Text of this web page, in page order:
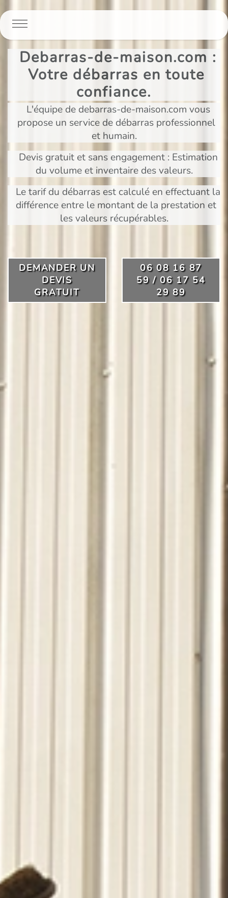
Debarras-de-maison.com :
Votre débarras en toute
confiance.
L'équipe de debarras-de-maison.com vous
propose un service de débarras professionnel
et humain.
Devis gratuit et sans engagement : Estimation
du volume et inventaire des valeurs.
Le tarif du débarras est calculé en effectuant la
différence entre le montant de la prestation et
les valeurs récupérables.
DEMANDER UN
DEVIS
GRATUIT
06 08 16 87
59 / 06 17 54
29 89